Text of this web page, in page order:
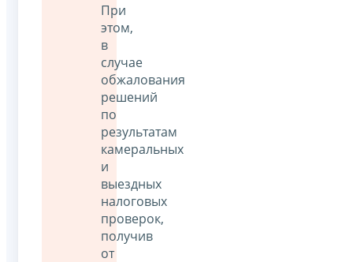
При
этом,
в
случае
обжалования
решений
по
результатам
камеральных
и
выездных
налоговых
проверок,
получив
от